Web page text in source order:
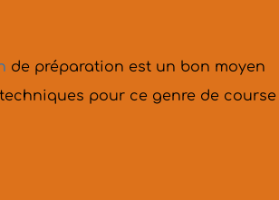
de préparation est un bon moyen
pour ce genre de course